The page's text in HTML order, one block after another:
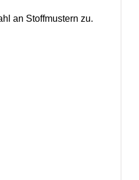
an Stoffmustern zu.